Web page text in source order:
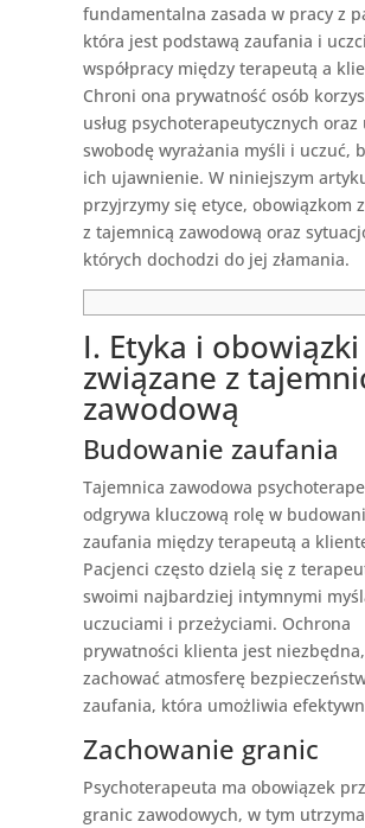
fundamentalna zasada w pracy z
która jest podstawą zaufania i
współpracy między terapeutą a
Chroni ona prywatność osób
usług psychoterapeutycznych
swobodę wyrażania myśli i uczuć,
ich ujawnienie. W niniejszym
przyjrzymy się etyce, obowiązkom
z tajemnicą zawodową oraz
których dochodzi do jej złamania.
I. Etyka i obowiązki
związane z
zawodową
Budowanie zaufania
Tajemnica zawodowa
odgrywa kluczową rolę w
zaufania między terapeutą a
Pacjenci często dzielą się z
swoimi najbardziej intymnymi
uczuciami i przeżyciami. Ochrona
prywatności klienta jest
zachować atmosferę
zaufania, która umożliwia
Zachowanie granic
Psychoterapeuta ma obowiązek
granic zawodowych, w tym